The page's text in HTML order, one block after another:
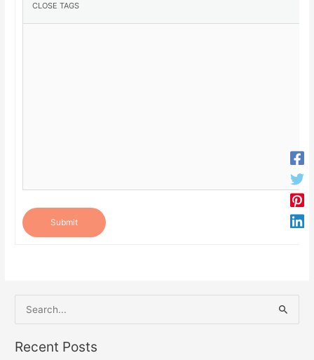
Submit
e
a
Recent Posts